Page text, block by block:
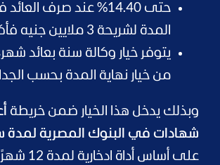
حتى 14.40% عند صرف
المدة لشريحة 3 ملايين جنيه فأكثر.
يتوفر خيار وكالة سنة بعائد
من خيار نهاية المدة بحسب
وبذلك يدخل هذا الخيار ضمن خريطة
شهادات في البنوك المصرية لمدة سنة
على أساس أداة ادخارية لمدة 12 شهرًا.